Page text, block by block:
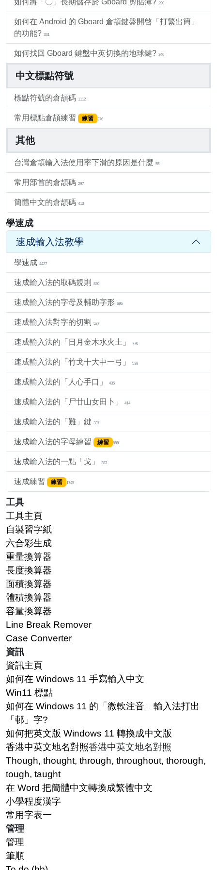
如何將「〇」長期儲存於 Gboard 剪貼簿? 290
如何在 Android 的 Gboard 倉頡鍵盤開啓「打繁出簡」
的功能? 331
如何找回 Gboard 鍵盤中英切換的地球鍵? 246
中文標點符號
標點符號的倉頡碼 1112
常用標點倉頡練習 練習 376
其他
台灣倉頡輸入法使用率下滑的原因是什麼 55
常用部首的倉頡碼 297
簡體中文的倉頡碼 413
學速成
速成輸入法教學
學速成 4427
速成輸入法的取碼規則 830
速成輸入法的字母及輔助字形 695
速成輸入法對字的切割 527
速成輸入法的「日月金木水火土」 770
速成輸入法的「竹戈十大中一弓」 538
速成輸入法的「人心手口」 435
速成輸入法的「尸廿山女田卜」 414
速成輸入法的「難」鍵 337
速成輸入法的字母練習 練習 888
速成輸入法的一點「戈」 283
速成練習 練習 1745
工具
工具主頁
自製習字紙
六合彩生成
重量換算器
長度換算器
面積換算器
體積換算器
容量換算器
Line Break Remover
Case Converter
資訊
資訊主頁
如何在 Windows 11 手寫輸入中文
Win11 標點
如何在 Windows 11 的「微軟注音」輸入法打出
「邨」字?
如何把英文版 Windows 11 轉換成中文版
香港中英文地名對照香港中英文地名對照
Though, thought, through, throughout, thorough,
tough, taught
在 Word 把簡體中文轉換成繁體中文
小學程度漢字
常用字表一
管理
管理
筆順